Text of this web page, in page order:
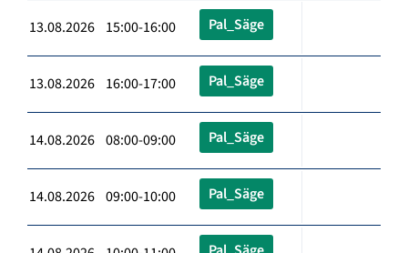
13.08.2026 15:00-16:00 Pal_Säge
13.08.2026 16:00-17:00 Pal_Säge
14.08.2026 08:00-09:00 Pal_Säge
14.08.2026 09:00-10:00 Pal_Säge